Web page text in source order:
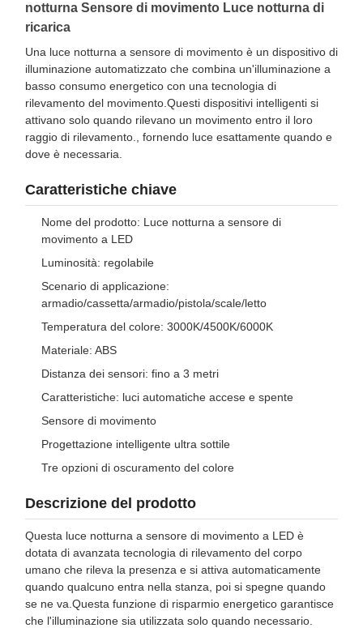
notturna Sensore di movimento Luce notturna di
ricarica
Una luce notturna a sensore di movimento è un dispositivo di
illuminazione automatizzato che combina un'illuminazione a
basso consumo energetico con una tecnologia di
rilevamento del movimento.Questi dispositivi intelligenti si
attivano solo quando rilevano un movimento entro il loro
raggio di rilevamento., fornendo luce esattamente quando e
dove è necessaria.
Caratteristiche chiave
Nome del prodotto: Luce notturna a sensore di
movimento a LED
Luminosità: regolabile
Scenario di applicazione:
armadio/cassetta/armadio/pistola/scale/letto
Temperatura del colore: 3000K/4500K/6000K
Materiale: ABS
Distanza dei sensori: fino a 3 metri
Caratteristiche: luci automatiche accese e spente
Sensore di movimento
Progettazione intelligente ultra sottile
Tre opzioni di oscuramento del colore
Descrizione del prodotto
Questa luce notturna a sensore di movimento a LED è
dotata di avanzata tecnologia di rilevamento del corpo
umano che rileva la presenza e si attiva automaticamente
quando qualcuno entra nella stanza, poi si spegne quando
se ne va.Questa funzione di risparmio energetico garantisce
che l'illuminazione sia utilizzata solo quando necessario.